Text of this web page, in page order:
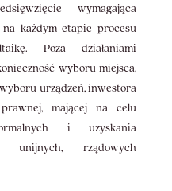
wymagająca
każdym etapie procesu
Poza działaniami
wyboru miejsca,
urządzeń, inwestora
mającej na celu
i uzyskania
unijnych, rządowych